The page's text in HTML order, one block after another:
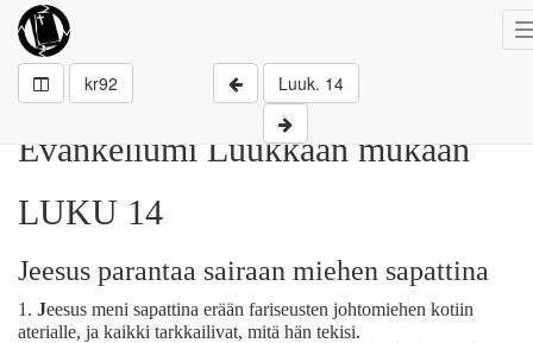
kr92
Luuk. 14
Evankeliumi Luukkaan mukaan
LUKU 14
Jeesus parantaa sairaan miehen sapattina
1. Jeesus meni sapattina erään fariseusten johtomiehen kotiin
aterialle, ja kaikki tarkkailivat, mitä hän tekisi.